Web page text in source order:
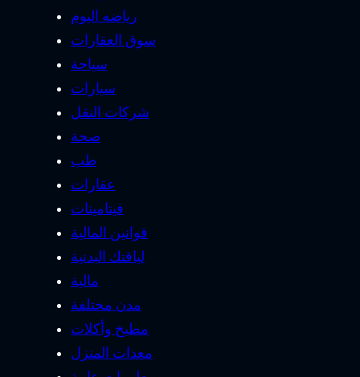
رياضه اليوم
سوق العقارات
سياحة
سيارات
شركات النقل
صحة
طب
عقارات
فيتامينات
قوانين المالية
لياقتك البدنية
مالية
مدن مختلفة
مطبخ وأكلات
معدات المنزل